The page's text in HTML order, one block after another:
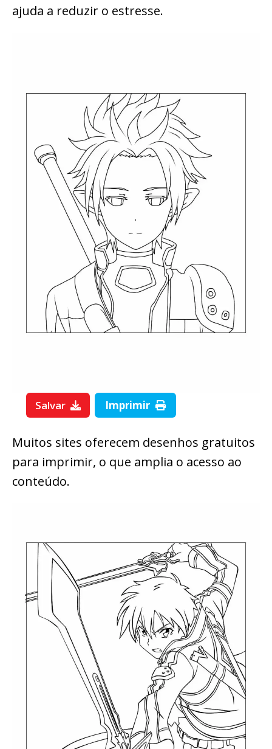
ajuda a reduzir o estresse.
Salvar Imprimir
Muitos sites oferecem desenhos gratuitos
para imprimir, o que amplia o acesso ao
conteúdo.